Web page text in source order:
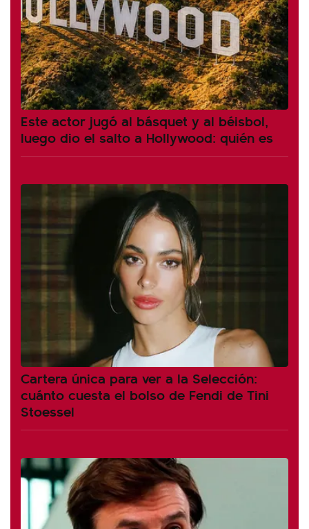
Este actor jugó al básquet y al béisbol,
luego dio el salto a Hollywood: quién es
Cartera única para ver a la Selección:
cuánto cuesta el bolso de Fendi de Tini
Stoessel